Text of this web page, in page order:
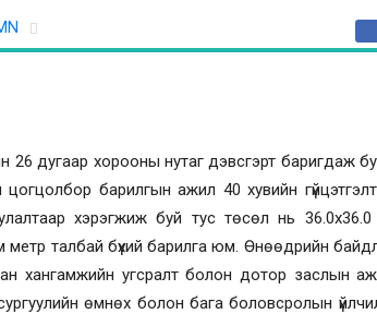
26 дугаар хорооны нутаг дэвсгэрт баригдаж
цогцолбор барилгын ажил 40 хувийн
хэрэгжиж буй тус төсөл нь 36.0х36.0
метр талбай бүхий барилга юм. Өнөөдрийн
хангамжийн угсралт болон дотор заслын
өмнөх болон бага боловсролын